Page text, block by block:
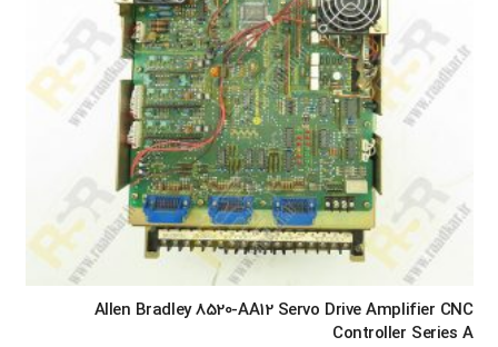
Allen Bradley 8520-AA12 Servo Drive Amplifier CNC
Controller Series A